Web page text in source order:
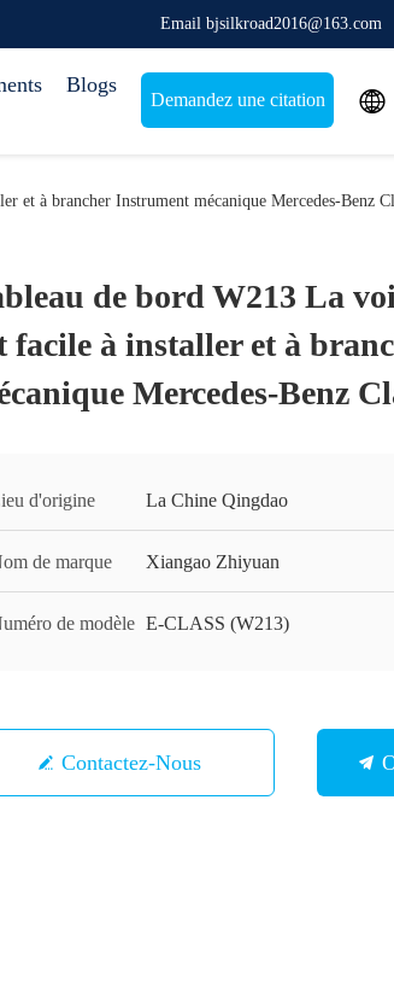
Email bjsilkroad2016@163.com
Blogs
Demandez une citation 
et à brancher Instrument mécanique Mercedes-Benz
de bord W213 La
facile à installer et à
Mercedes-Benz
d'origine La Chine Qingdao
de marque Xiangao Zhiyuan
de modèle E-CLASS (W213)
Contactez-Nous